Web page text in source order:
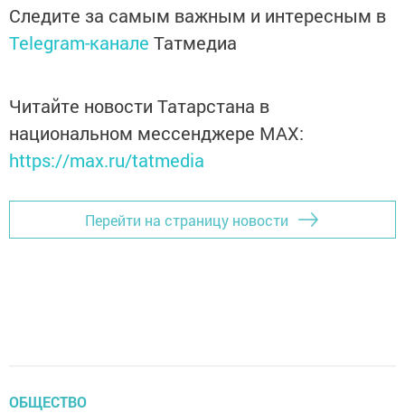
Следите за самым важным и интересным в
Telegram-канале Татмедиа
Читайте новости Татарстана в
национальном мессенджере MАХ:
https://max.ru/tatmedia
Перейти на страницу новости
ОБЩЕСТВО